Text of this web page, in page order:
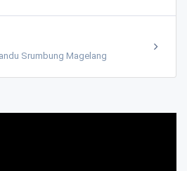
Srumbung Magelang